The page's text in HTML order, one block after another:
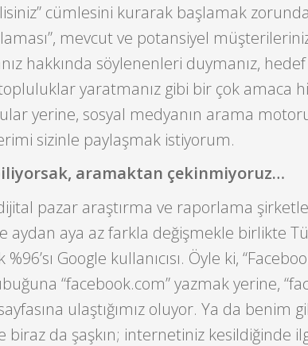
cümlesini kurarak başlamak
mevcut ve potansiyel
hakkında söylenenleri duymanız,
yaratmanız gibi bir çok amaca
yerine, sosyal medyanın arama
sizinle paylaşmak istiyorum.
biliyorsak, aramaktan çekinmiyoruz…
pazar araştırma ve raporlama
aydan aya az farkla değişmekle birlikte
%96’sı Google kullanıcısı. Öyle ki,
“facebook.com” yazmak yerine,
ulaştığımız oluyor. Ya da benim
biraz da şaşkın; internetiniz kesildiğinde